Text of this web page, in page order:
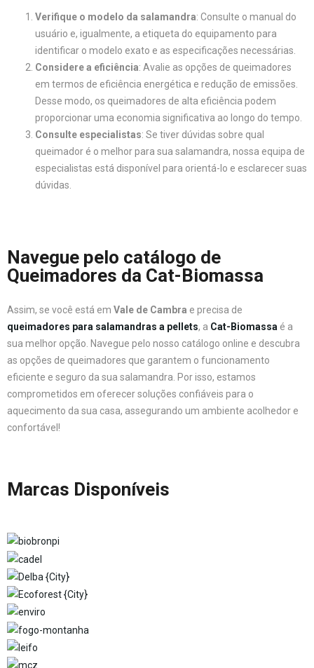
Verifique o modelo da salamandra: Consulte o manual do
usuário e, igualmente, a etiqueta do equipamento para
identificar o modelo exato e as especificações necessárias.
Considere a eficiência: Avalie as opções de queimadores
em termos de eficiência energética e redução de emissões.
Desse modo, os queimadores de alta eficiência podem
proporcionar uma economia significativa ao longo do tempo.
Consulte especialistas: Se tiver dúvidas sobre qual
queimador é o melhor para sua salamandra, nossa equipa de
especialistas está disponível para orientá-lo e esclarecer suas
dúvidas.
Navegue pelo catálogo de
Queimadores da Cat-Biomassa
Assim, se você está em Vale de Cambra e precisa de
queimadores para salamandras a pellets, a Cat-Biomassa é a
sua melhor opção. Navegue pelo nosso catálogo online e descubra
as opções de queimadores que garantem o funcionamento
eficiente e seguro da sua salamandra. Por isso, estamos
comprometidos em oferecer soluções confiáveis para o
aquecimento da sua casa, assegurando um ambiente acolhedor e
confortável!
Marcas Disponíveis